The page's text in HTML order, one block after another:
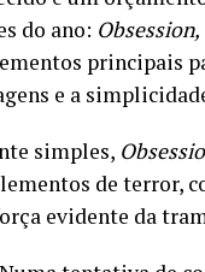
do ano: Obsession,
principais
e a
simples,
de terror,
evidente da